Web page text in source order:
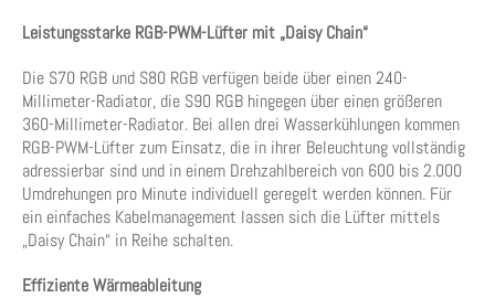
Leistungsstarke RGB-PWM-Lüfter mit „Daisy Chain“
Die S70 RGB und S80 RGB verfügen beide über einen 240-
Millimeter-Radiator, die S90 RGB hingegen über einen größeren
360-Millimeter-Radiator. Bei allen drei Wasserkühlungen kommen
RGB-PWM-Lüfter zum Einsatz, die in ihrer Beleuchtung vollständig
adressierbar sind und in einem Drehzahlbereich von 600 bis 2.000
Umdrehungen pro Minute individuell geregelt werden können. Für
ein einfaches Kabelmanagement lassen sich die Lüfter mittels
„Daisy Chain“ in Reihe schalten.
Effiziente Wärmeableitung